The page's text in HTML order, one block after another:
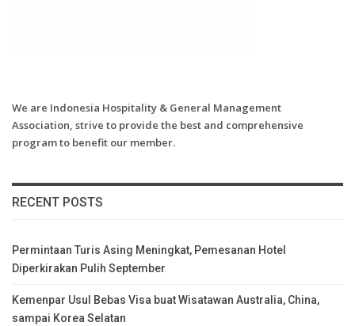
We are Indonesia Hospitality & General Management
Association, strive to provide the best and comprehensive
program to benefit our member.
RECENT POSTS
Permintaan Turis Asing Meningkat, Pemesanan Hotel
Diperkirakan Pulih September
Kemenpar Usul Bebas Visa buat Wisatawan Australia, China,
sampai Korea Selatan